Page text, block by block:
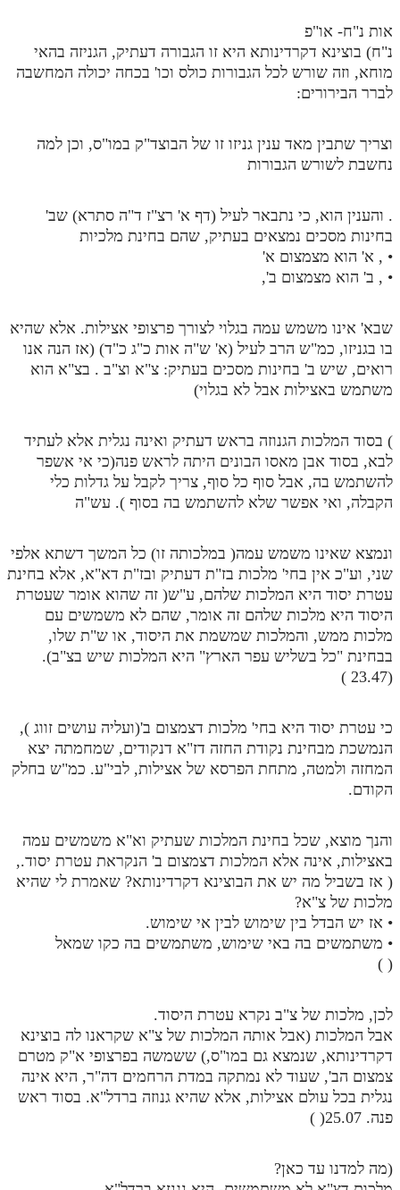
אות נ"ח- או"פ
נ"ח) בוצינא דקרדינותא היא זו הגבורה דעתיק, הגניזה בהאי
מוחא, וזה שורש לכל הגבורות כולס וכו' בכחה יכולה המחשבה
לברר הבירורים:
וצריך שתבין מאד ענין גניזו זו של הבוצד"ק במו"ס, וכן למה
נחשבת לשורש הגבורות
. והענין הוא, כי נתבאר לעיל (דף א' רצ"ז ד"ה סתרא) שב'
בחינות מסכים נמצאים בעתיק, שהם בחינת מלכיות
• , א' הוא מצמצום א'
• , ב' הוא מצמצום ב',
שבא' אינו משמש עמה בגלוי לצורך פרצופי אצילות. אלא שהיא
בו בגניזו, כמ"ש הרב לעיל (א' ש"ה אות כ"ג כ"ד) (אז הנה אנו
רואים, שיש ב' בחינות מסכים בעתיק: צ"א וצ"ב . בצ"א הוא
משתמש באצילות אבל לא בגלוי)
) בסוד המלכות הגנוזה בראש דעתיק ואינה נגלית אלא לעתיד
לבא, בסוד אבן מאסו הבונים היתה לראש פנה(כי אי אשפר
להשתמש בה, אבל סוף כל סוף, צריך לקבל על גדלות כלי
הקבלה, ואי אפשר שלא להשתמש בה בסוף ). עש"ה
ונמצא שאינו משמש עמה( במלכותה זו) כל המשך דשתא אלפי
שני, וע"כ אין בחי' מלכות בז"ת דעתיק ובז"ת דא"א, אלא בחינת
עטרת יסוד היא המלכות שלהם, ע"ש( זה שהוא אומר שעטרת
היסוד היא מלכות שלהם זה אומר, שהם לא משמשים עם
מלכות ממש, והמלכות שמשמת את היסוד, או ש"ת שלו,
בבחינת "כל בשליש עפר הארץ" היא המלכות שיש בצ"ב).
(23.47 )
כי עטרת יסוד היא בחי' מלכות דצמצום ב'(ועליה עושים זווג ),
הנמשכת מבחינת נקודת החזה דז"א דנקודים, שמחמתה יצא
המחזה ולמטה, מתחת הפרסא של אצילות, לבי"ע. כמ"ש בחלק
הקודם.
והנך מוצא, שכל בחינת המלכות שעתיק וא"א משמשים עמה
באצילות, אינה אלא המלכות דצמצום ב' הנקראת עטרת יסוד.,
( אז בשביל מה יש את הבוצינא דקרדינותא? שאמרת לי שהיא
מלכות של צ"א?
• אז יש הבדל בין שימוש לבין אי שימוש.
• משתמשים בה באי שימוש, משתמשים בה כקו שמאל
( )
לכן, מלכות של צ"ב נקרא עטרת היסוד.
אבל המלכות (אבל אותה המלכות של צ"א שקראנו לה בוצינא
דקרדינותא, שנמצא גם במו"ס,) ששמשה בפרצופי א"ק מטרם
צמצום הב', שעוד לא נמתקה במדת הרחמים דה"ר, היא אינה
נגלית בכל עולם אצילות, אלא שהיא גנוזה ברדל"א. בסוד ראש
פנה. 25.07( )
(מה למדנו עד כאן?